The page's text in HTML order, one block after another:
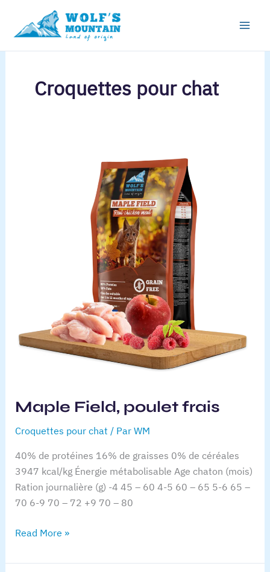
contenu
Croquettes pour chat
Maple Field, poulet frais
Croquettes pour chat / Par WM
40% de protéines 16% de graisses 0% de céréales
3947 kcal/kg Énergie métabolisable Age chaton (mois)
Ration journalière (g) -4 45 – 60 4-5 60 – 65 5-6 65 –
70 6-9 70 – 72 +9 70 – 80
Maple
poulet
Read More »
Nécessaire
Ces cookies ne
sont
fonctionnement
du site web.
d'améliorer la